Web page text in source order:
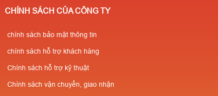
CHÍNH SÁCH CỦA CÔNG TY
chính sách bảo mật thông tin
chính sách hỗ trợ khách hàng
Chính sách hỗ trợ kỹ thuật
Chính sách vận chuyển, giao nhận